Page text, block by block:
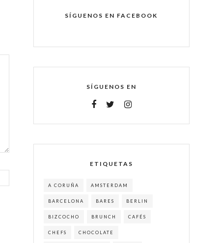
SÍGUENOS EN FACEBOOK
SÍGUENOS EN
ETIQUETAS
A CORUÑA AMSTERDAM
BARCELONA BARES BERLIN
BIZCOCHO BRUNCH CAFÉS
CHEFS CHOCOLATE